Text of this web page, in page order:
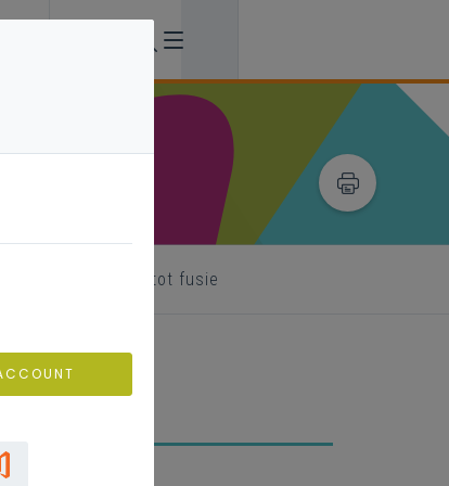
na beslissing tot fusie